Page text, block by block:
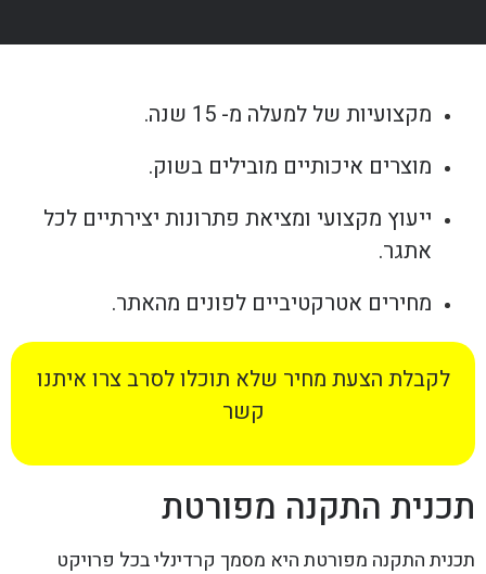
מקצועיות של למעלה מ- 15 שנה.
מוצרים איכותיים מובילים בשוק.
ייעוץ מקצועי ומציאת פתרונות יצירתיים לכל
אתגר.
מחירים אטרקטיביים לפונים מהאתר.
לקבלת הצעת מחיר שלא תוכלו לסרב צרו איתנו
קשר
תכנית התקנה מפורטת
תכנית התקנה מפורטת היא מסמך קרדינלי בכל פרויקט